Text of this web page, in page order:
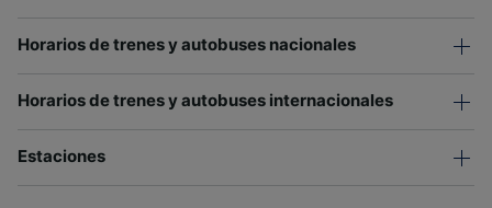
Horarios de trenes y autobuses nacionales
Horarios de trenes y autobuses internacionales
Estaciones